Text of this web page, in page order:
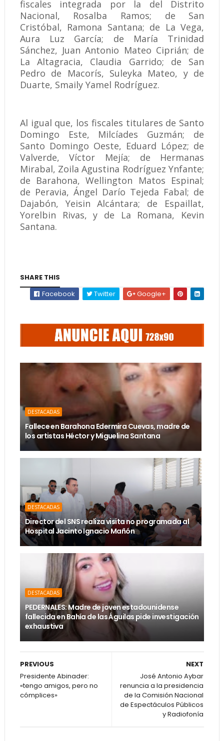
fiscales integrada por la del Distrito
Nacional, Rosalba Ramos; de San
Cristóbal, Ramona Santana; de La Vega,
Aura Luz García; de María Trinidad
Sánchez, Juan Antonio Mateo Ciprián; de
La Altagracia, Claudia Garrido; de San
Pedro de Macorís, Suleyka Mateo, y de
Duarte, Smaily Yamel Rodríguez.
Al igual que, los fiscales titulares de Santo
Domingo Este, Milcíades Guzmán; de
Santo Domingo Oeste, Eduard López; de
Valverde, Víctor Mejía; de Hermanas
Mirabal, Zoila Agustina Rodríguez Ynfante;
de Barahona, Wellington Matos Espinal;
de Peravia, Ángel Darío Tejeda Fabal; de
Dajabón, Yeisin Alcántara; de Espaillat,
Yorelbin Rivas, y de La Romana, Kevin
Santana.
SHARE THIS
Facebook
Twitter Google+
DESTACADAS
Fallece en Barahona Edermira Cuevas, madre de
los artistas Héctor y Miguelina Santana
DESTACADAS
Director del SNS realiza visita no programada al
Hospital Jacinto Ignacio Mañón
DESTACADAS
PEDERNALES: Madre de joven estadounidense
fallecida en Bahía de las Águilas pide investigación
exhaustiva
NEXT
José Antonio Aybar
renuncia a la presidencia
de la Comisión Nacional
de Espectáculos Públicos
y Radiofonía
PREVIOUS
Presidente Abinader:
«tengo amigos, pero no
cómplices»